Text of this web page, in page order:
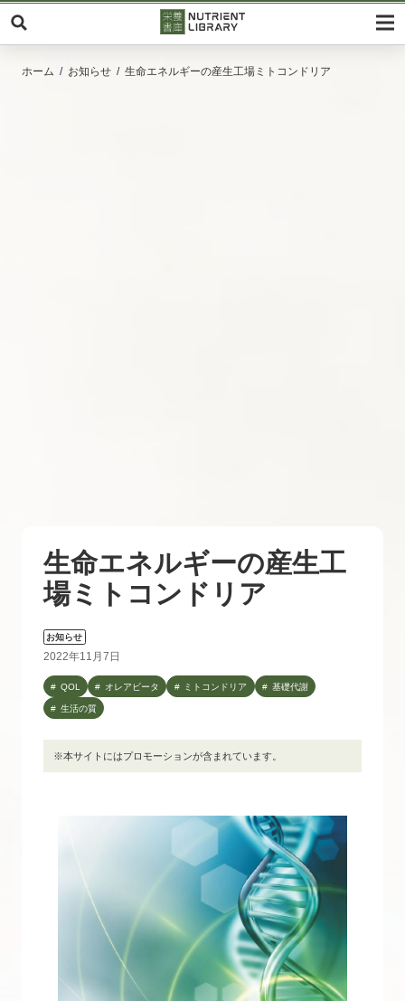
ホーム お知らせ 生命エネルギーの産生工場ミトコンドリア
生命エネルギーの産生工
場ミトコンドリア
お知らせ
2022年11月7日
QOL オレアビータ ミトコンドリア 基礎代謝
生活の質
※本サイトにはプロモーションが含まれています。